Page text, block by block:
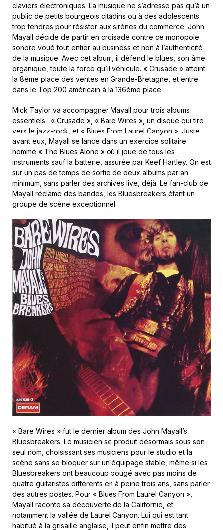
claviers électroniques. La musique ne s’adresse pas qu’à un
public de petits bourgeois citadins ou à des adolescents
trop tendres pour résister aux sirènes du commerce. John
Mayall décide de partir en croisade contre ce monopole
sonore voué tout entier au business et non à l’authenticité
de la musique. Avec cet album, il défend le blues, son âme
organique, toute la force qu’il véhicule. « Crusade » atteint
la 8ème place des ventes en Grande-Bretagne, et entre
dans le Top 200 américain à la 136ème place.
Mick Taylor va accompagner Mayall pour trois albums
essentiels : « Crusade », « Bare Wires », un disque qui tire
vers le jazz-rock, et « Blues From Laurel Canyon ». Juste
avant eux, Mayall se lance dans un exercice solitaire
nommé « The Blues Alone » où il joue de tous les
instruments sauf la batterie, assurée par Keef Hartley. On est
sur un pas de temps de sortie de deux albums par an
minimum, sans parler des archives live, déjà. Le fan-club de
Mayall réclame des bandes, les Bluesbreakers étant un
groupe de scène exceptionnel.
« Bare Wires » fut le dernier album des John Mayall’s
Bluesbreakers. Le musicien se produit désormais sous son
seul nom, choisissant ses musiciens pour le studio et la
scène sans se bloquer sur un équipage stable, même si les
Bluesbreakers ont beaucoup bougé avec pas moins de
quatre guitaristes différents en à peine trois ans, sans parler
des autres postes. Pour « Blues From Laurel Canyon »,
Mayall raconte sa découverte de la Californie, et
notamment la vallée de Laurel Canyon. Lui qui est tant
habitué à la grisaille anglaise, il peut enfin mettre des